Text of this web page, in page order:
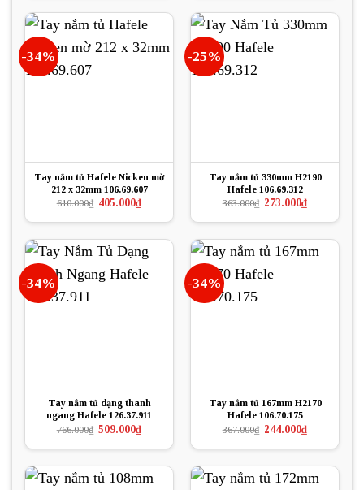
215.000₫.
-34%
Tay nắm tủ Hafele Nicken mờ
212 x 32mm 106.69.607
610.000₫ Giá
là:
405.000₫Giá
hiện
tại
405.000₫.
-25%
Tay nắm tủ 330mm H2190
Hafele 106.69.312
363.000₫ Giá
là:
273.000₫Giá
hiện
tại
273.000₫.
-34%
Tay nắm tủ dạng thanh
ngang Hafele 126.37.911
766.000₫ Giá
là:
509.000₫Giá
hiện
tại
509.000₫.
-34%
Tay nắm tủ 167mm H2170
Hafele 106.70.175
367.000₫ Giá
là:
244.000₫Giá
hiện
tại
244.000₫.